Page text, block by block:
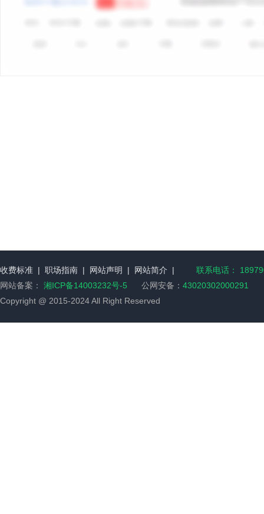
收费标准 | 职场指南 | 网站声明 | 网站简介 |
联系电话：
网站备案： 湘ICP备14003232号-5 公网安备： 43020302000291
Copyright @ 2015-2024 All Right Reserved